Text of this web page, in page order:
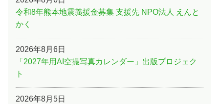
令和8年熊本地震義援金募集 支援先 NPO法人 えんと
かく
2026年8月6日
「2027年用AI空撮写真カレンダー」出版プロジェク
ト
2026年8月5日